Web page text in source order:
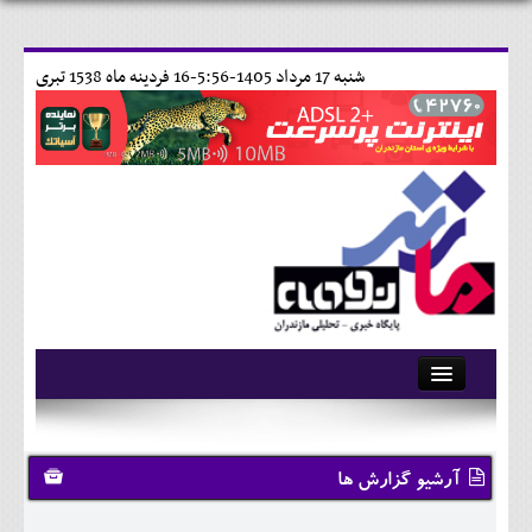
16 فردينه ماه 1538 تبری شنبه 17 مرداد 1405-5:56-
آرشیو
تماس با ما
وبلاگ
آرشیو گزارش ها